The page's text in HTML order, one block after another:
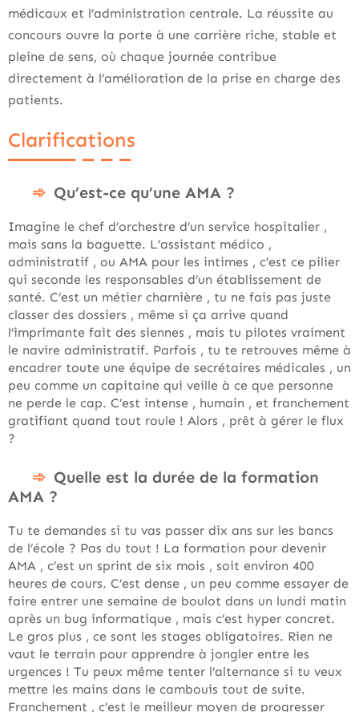
médicaux et l’administration centrale. La réussite au
concours ouvre la porte à une carrière riche, stable et
pleine de sens, où chaque journée contribue
directement à l’amélioration de la prise en charge des
patients.
Clarifications
Qu’est-ce qu’une AMA ?
Imagine le chef d’orchestre d’un service hospitalier ,
mais sans la baguette. L’assistant médico ,
administratif , ou AMA pour les intimes , c’est ce pilier
qui seconde les responsables d’un établissement de
santé. C’est un métier charnière , tu ne fais pas juste
classer des dossiers , même si ça arrive quand
l’imprimante fait des siennes , mais tu pilotes vraiment
le navire administratif. Parfois , tu te retrouves même à
encadrer toute une équipe de secrétaires médicales , un
peu comme un capitaine qui veille à ce que personne
ne perde le cap. C’est intense , humain , et franchement
gratifiant quand tout roule ! Alors , prêt à gérer le flux
?
Quelle est la durée de la formation
AMA ?
Tu te demandes si tu vas passer dix ans sur les bancs
de l’école ? Pas du tout ! La formation pour devenir
AMA , c’est un sprint de six mois , soit environ 400
heures de cours. C’est dense , un peu comme essayer de
faire entrer une semaine de boulot dans un lundi matin
après un bug informatique , mais c’est hyper concret.
Le gros plus , ce sont les stages obligatoires. Rien ne
vaut le terrain pour apprendre à jongler entre les
urgences ! Tu peux même tenter l’alternance si tu veux
mettre les mains dans le cambouis tout de suite.
Franchement , c’est le meilleur moyen de progresser